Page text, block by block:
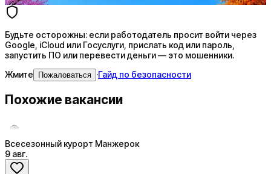
Будьте осторожны: если работодатель просит войти через
Google, iCloud или Госуслуги, прислать код или пароль,
запустить ПО или перевести деньги — это мошенники.
Жмите
Пожаловаться ·Гайд по безопасности
Похожие вакансии
Всесезонный курорт Манжерок
9 авг.